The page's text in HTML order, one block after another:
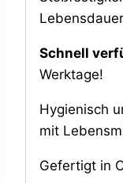
Schnell
Werktage!
Hygienisch
mit
Gefertigt in